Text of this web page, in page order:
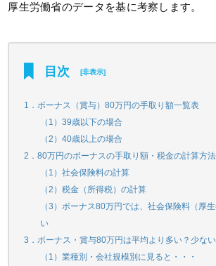
厚生労働省のデータを基に考察します。
目次 [非表示]
1．ボーナス（賞与）80万円の手取り額一覧表
（1）39歳以下の場合
（2）40歳以上の場合
2．80万円のボーナスの手取り額・税金の計算方法
（1）社会保険料の計算
（2）税金（所得税）の計算
（3）ボーナス80万円では、社会保険料（厚
い
3．ボーナス・賞与80万円は平均より多い？少ない
（1）業種別・会社規模別に見ると・・・